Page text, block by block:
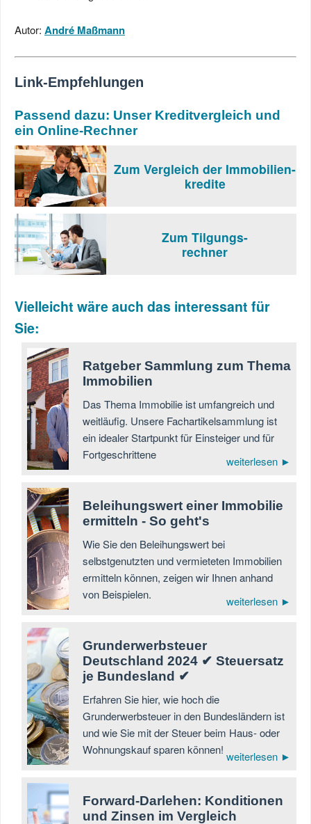
Autor: André Maßmann
Link-Empfehlungen
Passend dazu: Unser Kreditvergleich und
ein Online-Rechner
Zum Vergleich der Immobilien-
kredite
Zum Tilgungs-
rechner
Vielleicht wäre auch das interessant für
Sie:
Ratgeber Sammlung zum Thema
Immobilien
Das Thema Immobilie ist umfangreich und
weitläufig. Unsere Fachartikelsammlung ist
ein idealer Startpunkt für Einsteiger und für
Fortgeschrittene
weiterlesen ►
Beleihungswert einer Immobilie
ermitteln - So geht's
Wie Sie den Beleihungswert bei
selbstgenutzten und vermieteten Immobilien
ermitteln können, zeigen wir Ihnen anhand
von Beispielen.
weiterlesen ►
Grunderwerbsteuer
Deutschland 2024 ✔ Steuersatz
je Bundesland ✔
Erfahren Sie hier, wie hoch die
Grunderwerbsteuer in den Bundesländern ist
und wie Sie mit der Steuer beim Haus- oder
Wohnungskauf sparen können! weiterlesen ►
Forward-Darlehen: Konditionen
und Zinsen im Vergleich